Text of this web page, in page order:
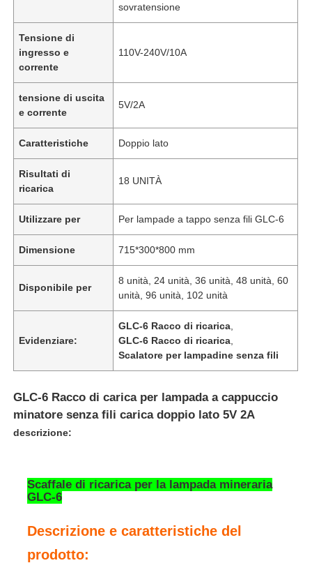
Casa
Prodotti
Mostra VR
sovratensione
Tensione di
ingresso e
corrente
110V-240V/10A
tensione di uscita
e corrente
5V/2A
Caratteristiche Doppio lato
Risultati di
ricarica
18 UNITÀ
Utilizzare per Per lampade a tappo senza fili GLC-6
Dimensione 715*300*800 mm
Disponibile per
8 unità, 24 unità, 36 unità, 48 unità, 60
unità, 96 unità, 102 unità
Evidenziare:
GLC-6 Racco di ricarica
GLC-6 Racco di ricarica
Scalatore per lampadine senza fili
GLC-6 Racco di carica per lampada a cappuccio
minatore senza fili carica doppio lato 5V 2A
descrizione:
Scaffale di ricarica per la lampada mineraria
GLC-6
Descrizione e caratteristiche del
prodotto: